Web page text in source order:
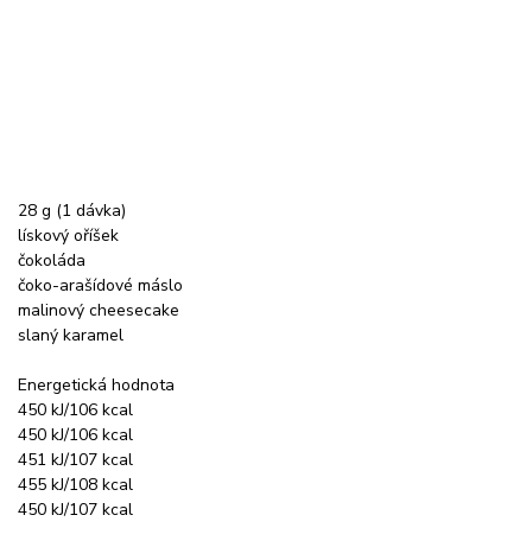
28 g (1 dávka)
lískový oříšek
čokoláda
čoko-arašídové máslo
malinový cheesecake
slaný karamel
Energetická hodnota
450 kJ/106 kcal
450 kJ/106 kcal
451 kJ/107 kcal
455 kJ/108 kcal
450 kJ/107 kcal